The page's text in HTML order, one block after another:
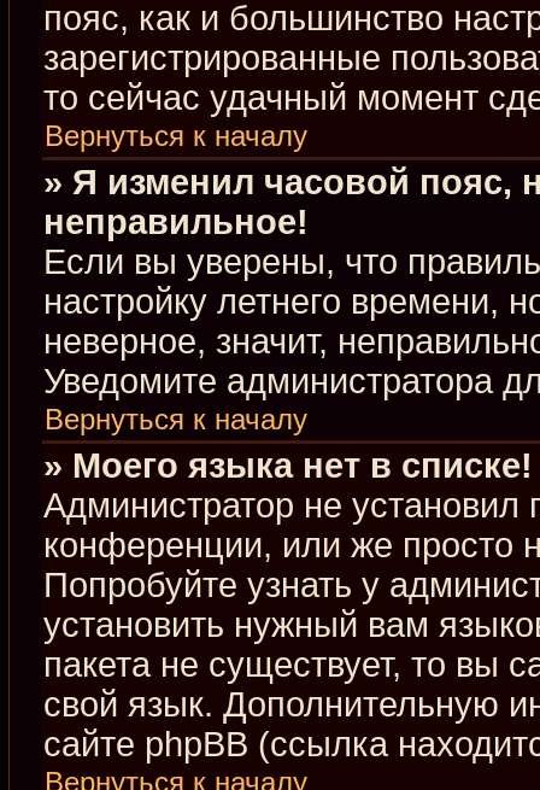
пояс, как и большинство
зарегистрированные
то сейчас удачный момент
Вернуться к началу
» Я изменил часовой пояс,
неправильное!
Если вы уверены, что
настройку летнего времени,
неверное, значит,
Уведомите администратора
Вернуться к началу
» Моего языка нет в списке!
Администратор не
конференции, или же просто
Попробуйте узнать у
установить нужный вам
пакета не существует, то вы
свой язык. Дополнительную
сайте phpBB (ссылка
Вернуться к началу